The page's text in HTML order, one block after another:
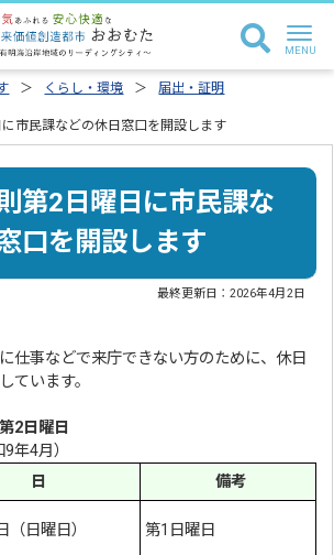
くらし・環境
届出・証明
市民課などの休日窓口を開設します
第2日曜日に市民課な
口を開設します
最終更新日：2026年4月2日
仕事などで来庁できない方のために、休日
ています。
2日曜日
年4月）
日
備考
（日曜日） 第1日曜日